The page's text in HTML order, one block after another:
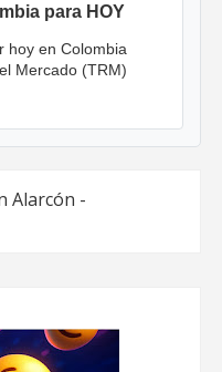
para HOY
hoy en Colombia
Mercado (TRM)
Alarcón -